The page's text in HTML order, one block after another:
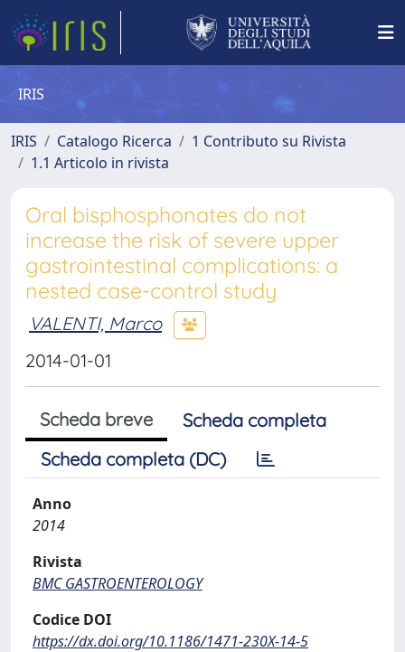
IRIS
IRIS Catalogo Ricerca
1 Contributo su Rivista
1.1 Articolo in rivista
Oral bisphosphonates do not
increase the risk of severe upper
gastrointestinal complications: a
nested case-control study
VALENTI, Marco
2014-01-01
Scheda breve
Scheda completa
Scheda completa (DC)
Anno
2014
Rivista
BMC GASTROENTEROLOGY
Codice DOI
https://dx.doi.org/10.1186/1471-230X-14-5